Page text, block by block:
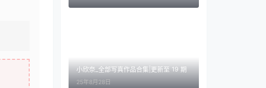
小欣奈_全部写真作品合集|更新至 19 期
25年8月28日